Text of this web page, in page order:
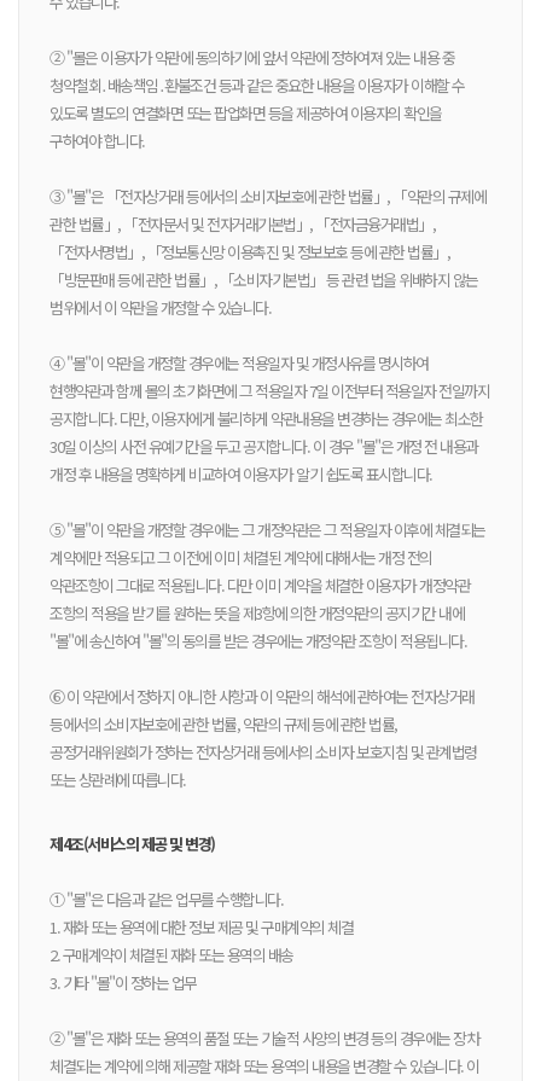
② "몰은 이용자가 약관에 동의하기에 앞서 약관에 정하여져 있는 내용 중
청약철회․배송책임․환불조건 등과 같은 중요한 내용을 이용자가 이해할 수
있도록 별도의 연결화면 또는 팝업화면 등을 제공하여 이용자의 확인을
구하여야 합니다.
③ "몰"은 「전자상거래 등에서의 소비자보호에 관한 법률」, 「약관의 규제에
관한 법률」, 「전자문서 및 전자거래기본법」, 「전자금융거래법」,
「전자서명법」, 「정보통신망 이용촉진 및 정보보호 등에 관한 법률」,
「방문판매 등에 관한 법률」, 「소비자기본법」 등 관련 법을 위배하지 않는
범위에서 이 약관을 개정할 수 있습니다.
④ "몰"이 약관을 개정할 경우에는 적용일자 및 개정사유를 명시하여
현행약관과 함께 몰의 초기화면에 그 적용일자 7일 이전부터 적용일자 전일까지
공지합니다. 다만, 이용자에게 불리하게 약관내용을 변경하는 경우에는 최소한
30일 이상의 사전 유예기간을 두고 공지합니다. 이 경우 "몰"은 개정 전 내용과
개정 후 내용을 명확하게 비교하여 이용자가 알기 쉽도록 표시합니다.
⑤ "몰"이 약관을 개정할 경우에는 그 개정약관은 그 적용일자 이후에 체결되는
계약에만 적용되고 그 이전에 이미 체결된 계약에 대해서는 개정 전의
약관조항이 그대로 적용됩니다. 다만 이미 계약을 체결한 이용자가 개정약관
조항의 적용을 받기를 원하는 뜻을 제3항에 의한 개정약관의 공지기간 내에
"몰"에 송신하여 "몰"의 동의를 받은 경우에는 개정약관 조항이 적용됩니다.
⑥ 이 약관에서 정하지 아니한 사항과 이 약관의 해석에 관하여는 전자상거래
등에서의 소비자보호에 관한 법률, 약관의 규제 등에 관한 법률,
공정거래위원회가 정하는 전자상거래 등에서의 소비자 보호지침 및 관계법령
또는 상관례에 따릅니다.
제4조(서비스의 제공 및 변경)
① "몰"은 다음과 같은 업무를 수행합니다.
1. 재화 또는 용역에 대한 정보 제공 및 구매계약의 체결
2. 구매계약이 체결된 재화 또는 용역의 배송
3. 기타 "몰"이 정하는 업무
② "몰"은 재화 또는 용역의 품절 또는 기술적 사양의 변경 등의 경우에는 장차
체결되는 계약에 의해 제공할 재화 또는 용역의 내용을 변경할 수 있습니다. 이